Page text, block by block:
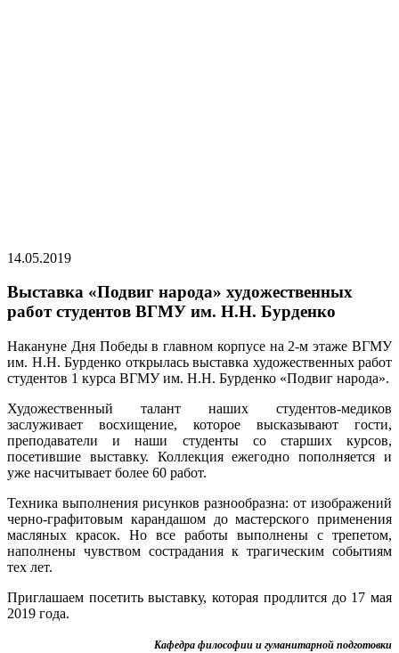
14.05.2019
Выставка «Подвиг народа» художественных
работ студентов ВГМУ им. Н.Н. Бурденко
Накануне Дня Победы в главном корпусе на 2-м этаже ВГМУ
им. Н.Н. Бурденко открылась выставка художественных работ
студентов 1 курса ВГМУ им. Н.Н. Бурденко «Подвиг народа».
Художественный талант наших студентов-медиков
заслуживает восхищение, которое высказывают гости,
преподаватели и наши студенты со старших курсов,
посетившие выставку. Коллекция ежегодно пополняется и
уже насчитывает более 60 работ.
Техника выполнения рисунков разнообразна: от изображений
черно-графитовым карандашом до мастерского применения
масляных красок. Но все работы выполнены с трепетом,
наполнены чувством сострадания к трагическим событиям
тех лет.
Приглашаем посетить выставку, которая продлится до 17 мая
2019 года.
Кафедра философии и гуманитарной подготовки